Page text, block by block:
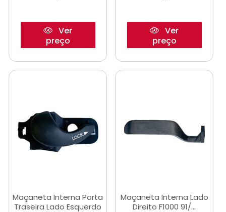
Ver
preço
Ver
preço
Maçaneta Interna Porta
Traseira Lado Esquerdo
Maçaneta Interna Lado
Direito F1000 91/...